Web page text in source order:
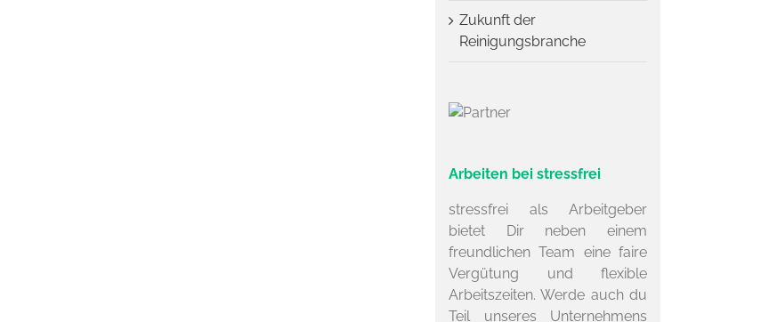
Zukunft der
Reinigungsbranche
Arbeiten bei stressfrei
stressfrei als Arbeitgeber
bietet Dir neben einem
freundlichen Team eine faire
Vergütung und flexible
Arbeitszeiten. Werde auch du
Teil unseres Unternehmens